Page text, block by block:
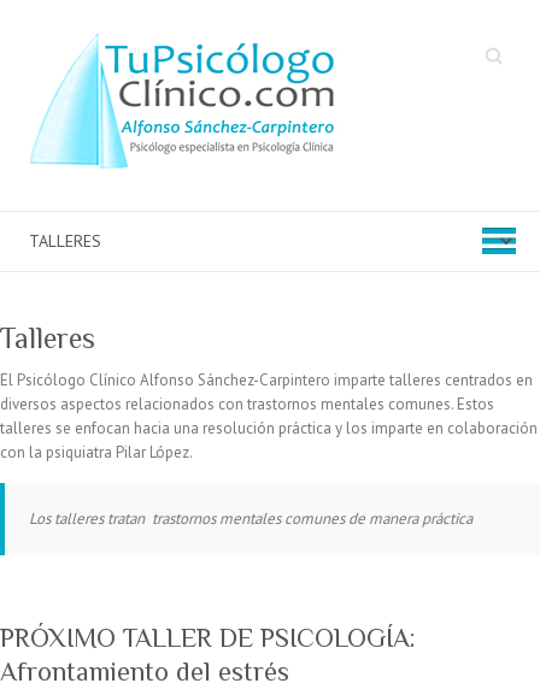
Buscar
Talleres
El Psicólogo Clínico Alfonso Sánchez-Carpintero imparte talleres centrados en
diversos aspectos relacionados con trastornos mentales comunes. Estos
talleres se enfocan hacia una resolución práctica y los imparte en colaboración
con la psiquiatra Pilar López.
Los talleres tratan trastornos mentales comunes de manera práctica
PRÓXIMO TALLER DE PSICOLOGÍA:
Afrontamiento del estrés